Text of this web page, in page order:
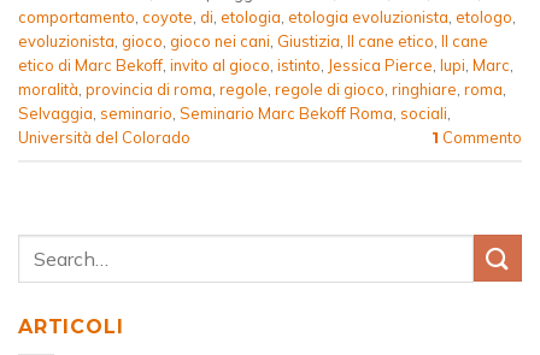
comportamento coyote di etologia etologia evoluzionista etologo
evoluzionista gioco gioco nei cani Giustizia Il cane etico Il cane
etico di Marc Bekoff invito al gioco istinto Jessica Pierce lupi Marc
moralità provincia di roma regole regole di gioco ringhiare roma
Selvaggia seminario Seminario Marc Bekoff Roma sociali
Università del Colorado
1 Commento
ARTICOLI